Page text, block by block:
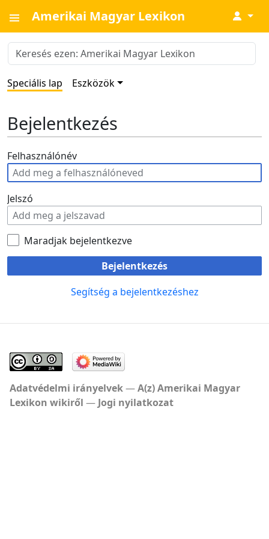
Amerikai Magyar Lexikon ↓
Speciális lap Eszközök
Bejelentkezés
Felhasználónév
Jelszó
Maradjak bejelentkezve
Bejelentkezés
Segítség a bejelentkezéshez
Adatvédelmi irányelvek
A(z) Amerikai Magyar
Lexikon wikiről
Jogi nyilatkozat